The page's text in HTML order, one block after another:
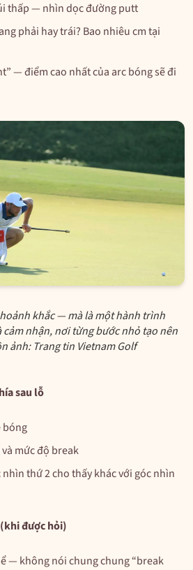
thấp — nhìn dọc đường putt
phải hay trái? Bao nhiêu cm tại
— điểm cao nhất của arc bóng sẽ đi
khắc — mà là một hành trình
cảm nhận, nơi từng bước nhỏ tạo nên
ảnh: Trang tin Vietnam Golf
sau lỗ
bóng
mức độ break
thứ 2 cho thấy khác với góc nhìn
được hỏi)
— không nói chung chung “break